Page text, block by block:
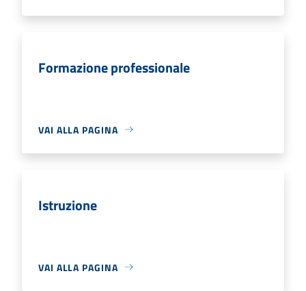
Formazione professionale
VAI ALLA PAGINA
Istruzione
VAI ALLA PAGINA